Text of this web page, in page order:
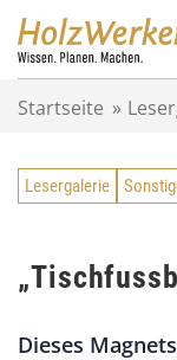
Startseite »
Lesergalerie
Dieses